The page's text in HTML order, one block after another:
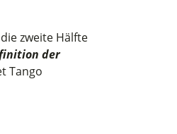
zweite Hälfte
der
Tango